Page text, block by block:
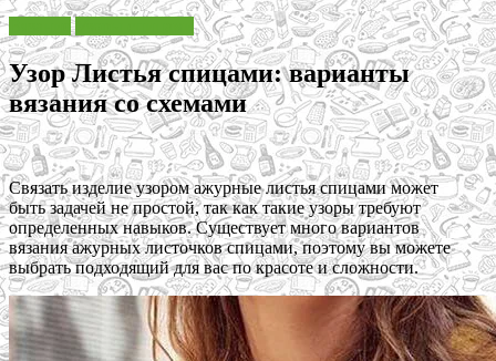
Узор Листья спицами: варианты
вязания со схемами
Связать изделие узором ажурные листья спицами может
быть задачей не простой, так как такие узоры требуют
определенных навыков. Существует много вариантов
вязания ажурных листочков спицами, поэтому вы можете
выбрать подходящий для вас по красоте и сложности.